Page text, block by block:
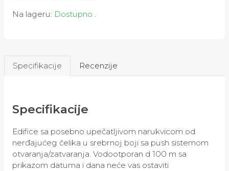
Na lageru: Dostupno
Specifikacije Recenzije
Specifikacije
Edifice sa posebno upečatljivom narukvicom od
nerđajućeg čelika u srebrnoj boji sa push sistemom
otvaranja/zatvaranja. Vodootporan d 100 m sa
prikazom datuma i dana neće vas ostaviti